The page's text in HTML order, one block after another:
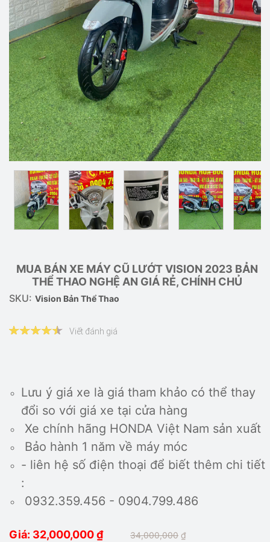
MUA BÁN XE MÁY CŨ LƯỚT VISION 2023 BẢN
THỂ THAO NGHỆ AN GIÁ RẺ, CHÍNH CHỦ
SKU: Vision Bản Thể Thao
Viết đánh giá
Lưu ý giá xe là giá tham khảo có thể thay
đổi so với giá xe tại cửa hàng
Xe chính hãng HONDA Việt Nam sản xuất
Bảo hành 1 năm về máy móc
- liên hệ số điện thoại để biết thêm chi tiết
:
0932.359.456 - 0904.799.486
Giá: 32,000,000₫ 34,000,000 ₫